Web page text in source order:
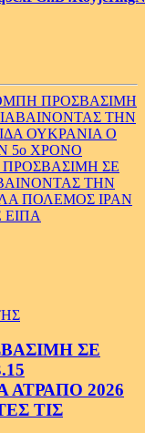
ΠΡΟΣΒΑΣΙΜΗ
ΤΗΝ
ΟΥΚΡΑΝΙΑ Ο
5ο ΧΡΟΝΟ
ΣΕ
ΤΗΝ
ΠΟΛΕΜΟΣ ΙΡΑΝ
ΣΕ
ΑΤΡΑΠΟ 2026
ΤΙΣ